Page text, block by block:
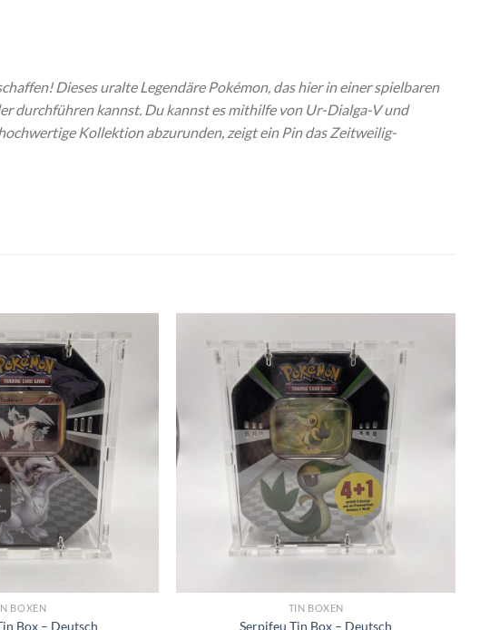
Dieses uralte Legendäre Pokémon, das hier in einer spielbaren
durchführen kannst. Du kannst es mithilfe von Ur-Dialga-V und
Kollektion abzurunden, zeigt ein Pin das Zeitweilig-
BOXEN
Box – Deutsch
TIN BOXEN
Serpifeu Tin Box – Deutsch